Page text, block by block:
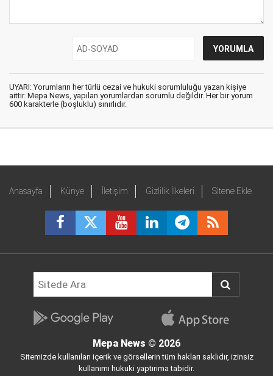
UYARI: Yorumların her türlü cezai ve hukuki sorumluluğu yazan kişiye
aittir. Mepa News, yapılan yorumlardan sorumlu değildir. Her bir yorum
600 karakterle (boşluklu) sınırlıdır.
Anasayfa Künye İletişim Gizlilik İlkeleri Sitene Ekle
Mepa News © 2026
Sitemizde kullanılan içerik ve görsellerin tüm hakları saklıdır, izinsiz
kullanımı hukuki yaptırıma tabidir.